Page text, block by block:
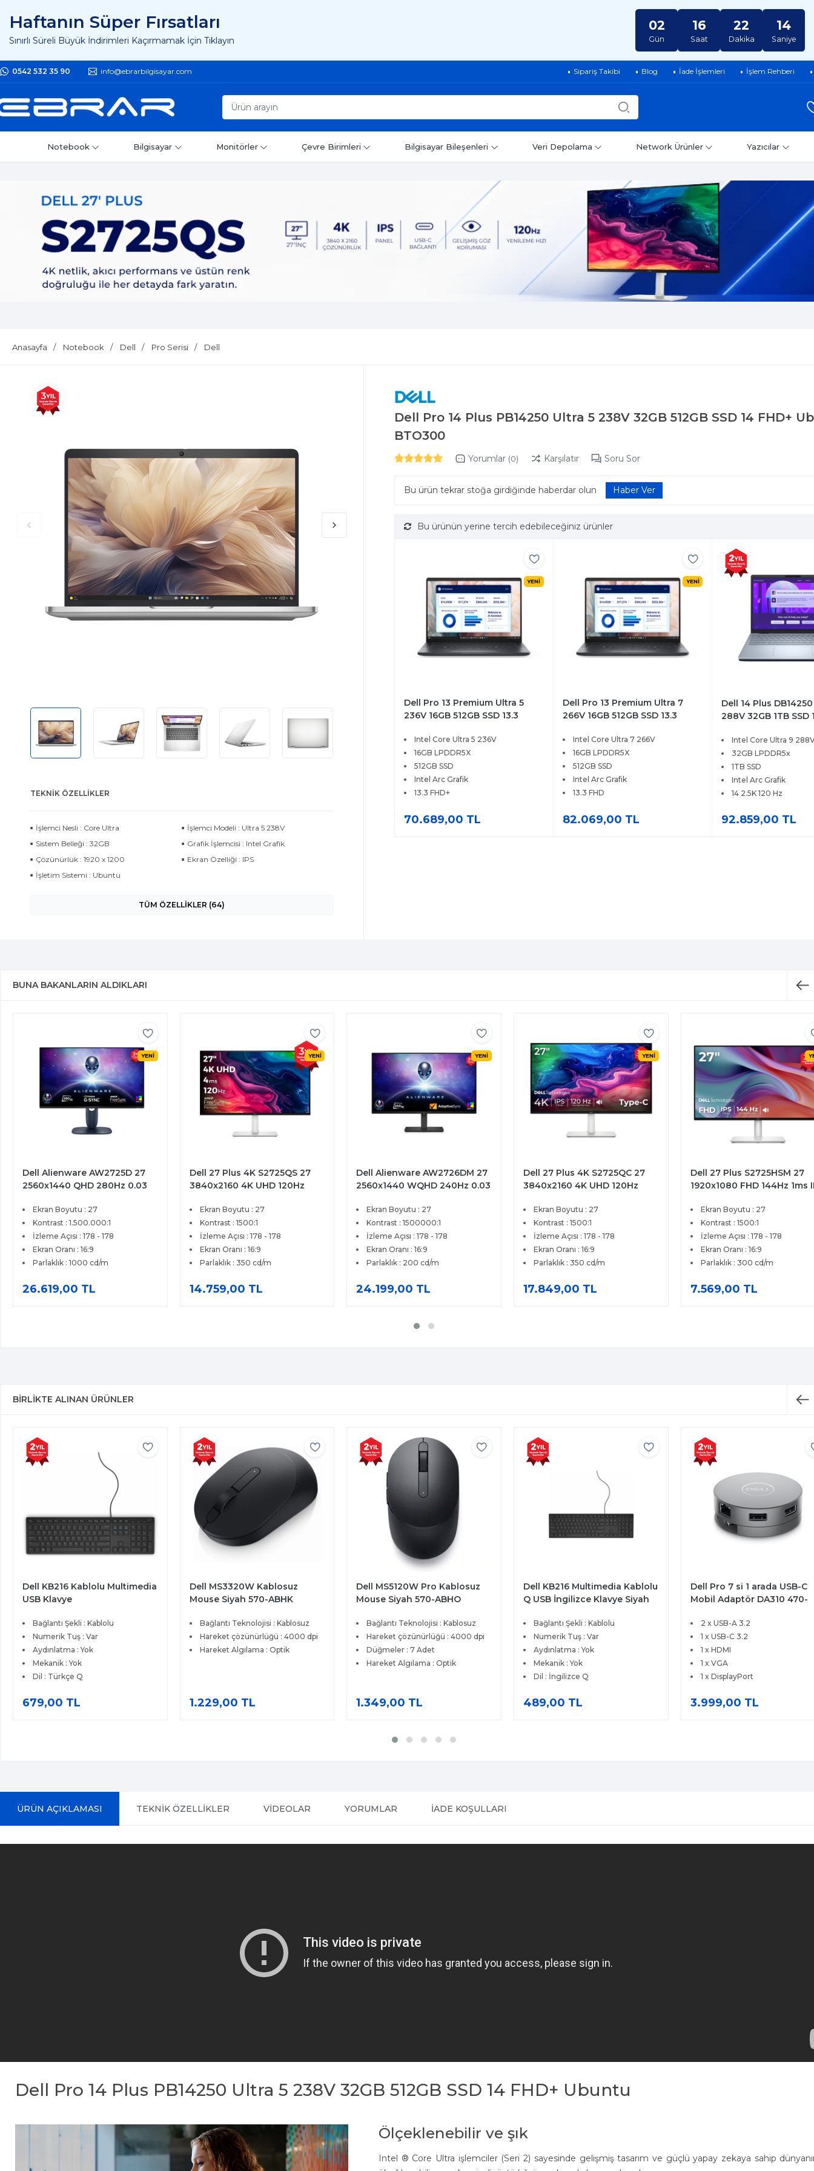
Haftanın Süper Fırsatları
Sınırlı Süreli Büyük İndirimleri Kaçırmamak İçin Tıklayın
02
Gün
16
Saat
22
Dakika
12
Saniye
0542 532 35 90 info@ebrarbilgisayar.com Sipariş Takibi Blog İade İşlemleri İşlem Rehberi
Notebook Bilgisayar Monitörler Çevre Birimleri Bilgisayar Bileşenleri Veri Depolama Network Ürünler Yazıcılar
Anasayfa Notebook Dell Pro Serisi Dell
TEKNIK ÖZELLIKLER
İşlemci Nesli : Core Ultra
İşlemci Modeli : Ultra 5 238V
Sistem Belleği : 32GB
Grafik İşlemcisi : Intel Grafik
Çözünürlük : 1920 x 1200
Ekran Özelliği : IPS
İşletim Sistemi : Ubuntu
TÜM ÖZELLİKLER (64)
Dell Pro 14 Plus PB14250 Ultra 5 238V 32GB 512GB SSD 14 FHD+
BTO300
Yorumlar (0) Karşılatır Soru Sor
Bu ürün tekrar stoğa girdiğinde haberdar olun
Bu ürünün yerine tercih edebileceğiniz ürünler
YENİ
Dell Pro 13 Premium Ultra 5
236V 16GB 512GB SSD 13.3
Intel Core Ultra 5 236V
16GB LPDDR5X
512GB SSD
Intel Arc Grafik
13.3 FHD+
70.689,00 TL
YENİ
Dell Pro 13 Premium Ultra 7
266V 16GB 512GB SSD 13.3
Intel Core Ultra 7 266V
16GB LPDDR5X
512GB SSD
Intel Arc Grafik
13.3 FHD
82.069,00 TL
Dell 14 Plus
288V 32GB 1TB SSD
Intel Core Ultra 9
32GB LPDDR5x
1TB SSD
Intel Arc Grafik
14 2.5K 120 Hz
92.859,00 TL
BUNA BAKANLARIN ALDIKLARI
YENİ
Dell Alienware AW2725D 27
2560x1440 QHD 280Hz 0.03
Black 400 QD-OLED Gaming
Monitör
Ekran Boyutu : 27
Kontrast : 1.500.000:1
İzleme Açısı : 178 - 178
Ekran Oranı : 16:9
Parlaklık : 1000 cd/m
26.619,00 TL
YENİ
Dell 27 Plus 4K S2725QS 27
3840x2160 4K UHD 120Hz
Premium IPS Monitör
Ekran Boyutu : 27
Kontrast : 1500:1
İzleme Açısı : 178 - 178
Ekran Oranı : 16:9
Parlaklık : 350 cd/m
14.759,00 TL
YENİ
Dell Alienware AW2726DM 27
2560x1440 WQHD 240Hz 0.03
QD-OLED Gaming Monitör
Ekran Boyutu : 27
Kontrast : 1500000:1
İzleme Açısı : 178 - 178
Ekran Oranı : 16:9
Parlaklık : 200 cd/m
24.199,00 TL
YENİ
Dell 27 Plus 4K S2725QC 27
3840x2160 4K UHD 120Hz
Premium IPS Monitör
Ekran Boyutu : 27
Kontrast : 1500:1
İzleme Açısı : 178 - 178
Ekran Oranı : 16:9
Parlaklık : 350 cd/m
17.849,00 TL
Dell 27 Plus S2725HSM 27
1920x1080 FHD 144Hz 1ms
Pivot Monitor
Ekran Boyutu : 27
Kontrast : 1500:1
İzleme Açısı : 178 - 178
Ekran Oranı : 16:9
Parlaklık : 300 cd/m
7.569,00 TL
BIRLIKTE ALINAN ÜRÜNLER
Dell KB216 Kablolu Multimedia
USB Klavye
Bağlantı Şekli : Kablolu
Numerik Tuş : Var
Aydınlatma : Yok
Mekanik : Yok
Dil : Türkçe Q
679,00 TL
Dell MS3320W Kablosuz
Mouse Siyah 570-ABHK
Bağlantı Teknolojisi : Kablosuz
Hareket çözünürlüğü : 4000 dpi
Hareket Algılama : Optik
1.229,00 TL
Dell MS5120W Pro Kablosuz
Mouse Siyah 570-ABHO
Bağlantı Teknolojisi : Kablosuz
Hareket çözünürlüğü : 4000 dpi
Düğmeler : 7 Adet
Hareket Algılama : Optik
1.349,00 TL
Dell KB216 Multimedia Kablolu
Q USB İngilizce Klavye Siyah
Bağlantı Şekli : Kablolu
Numerik Tuş : Var
Aydınlatma : Yok
Mekanik : Yok
Dil : İngilizce Q
489,00 TL
Dell Pro 7 si 1 arada USB-C
Mobil Adaptör DA310 470-
2 x USB-A 3.2
1 x USB-C 3.2
1 x HDMI
1 x VGA
1 x DisplayPort
3.999,00 TL
ÜRÜN AÇIKLAMASI TEKNİK ÖZELLİKLER VİDEOLAR YORUMLAR İADE KOŞULLARI
Dell Pro 14 Plus PB14250 Ultra 5 238V 32GB 512GB SSD 14 FHD+ Ubuntu
Ölçeklenebilir ve şık
Intel ® Core Ultra işlemciler (Seri 2) sayesinde gelişmiş tasarım ve güçlü yapay zekaya sahip